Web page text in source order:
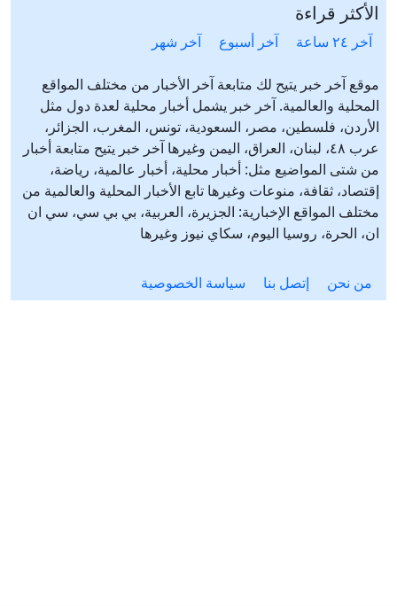
الأكثر قراءة
آخر ٢٤ ساعة آخر أسبوع آخر شهر
موقع آخر خبر يتيح لك متابعة آخر الأخبار من مختلف المواقع
المحلية والعالمية. آخر خبر يشمل أخبار محلية لعدة دول مثل
الأردن، فلسطين، مصر، السعودية، تونس، المغرب، الجزائر،
عرب ٤٨، لبنان، العراق، اليمن وغيرها آخر خبر يتيح متابعة أخبار
من شتى المواضيع مثل: أخبار محلية، أخبار عالمية، رياضة،
إقتصاد، ثقافة، منوعات وغيرها تابع الأخبار المحلية والعالمية من
مختلف المواقع الإخبارية: الجزيرة، العربية، بي بي سي، سي ان
ان، الحرة، روسيا اليوم، سكاي نيوز وغيرها
من نحن إتصل بنا سياسة الخصوصية